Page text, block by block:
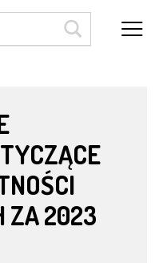
ZA 2023